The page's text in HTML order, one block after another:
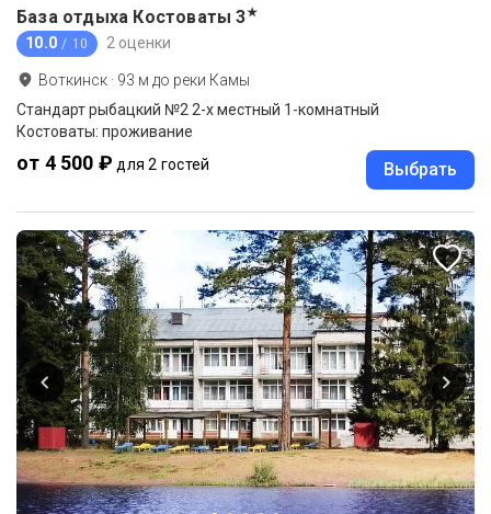
База отдыха Костоваты 3★
10.0 / 10 2 оценки
Воткинск · 93 м до реки Камы
Стандарт рыбацкий №2 2-х местный 1-комнатный
Костоваты: проживание
от 4 500 ₽ для 2 гостей Выбрать